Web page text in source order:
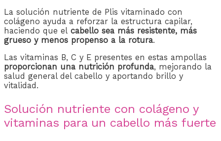
La solución nutriente de Plis vitaminado con
colágeno ayuda a reforzar la estructura capilar,
haciendo que el cabello sea más resistente, más
grueso y menos propenso a la rotura.
Las vitaminas B, C y E presentes en estas ampollas
proporcionan una nutrición profunda, mejorando la
salud general del cabello y aportando brillo y
vitalidad.
Solución nutriente con colágeno y
vitaminas para un cabello más fuerte